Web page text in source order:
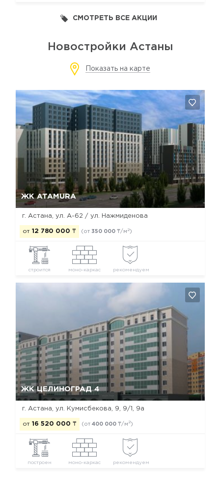
СМОТРЕТЬ ВСЕ АКЦИИ
Новостройки Астаны
Показать на карте
ЖК ATAMURA
г. Астана, ул. А-62 / ул. Нажмиденова
от 12 780 000 ₸ (от 350 000 ₸/м 2)
строится моно-каркас рекомендуем
Да, удалить Отмена
ЖК ЦЕЛИНОГРАД 4
г. Астана, ул. Кумисбекова, 9, 9/1, 9а
от 16 520 000 ₸ (от 400 000 ₸/м2)
построен моно-каркас рекомендуем
Да, удалить Отмена